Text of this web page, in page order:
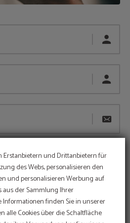
Erstanbietern und Drittanbietern für
des Webs, personalisieren den
und personalisieren Werbung auf
aus der Sammlung Ihrer
Informationen finden Sie in unserer
alle Cookies über die Schaltfläche
ANGEBOT
Web-Rabatt
den besten Tarif auf unserer
Sant Jordi
wir uns für die